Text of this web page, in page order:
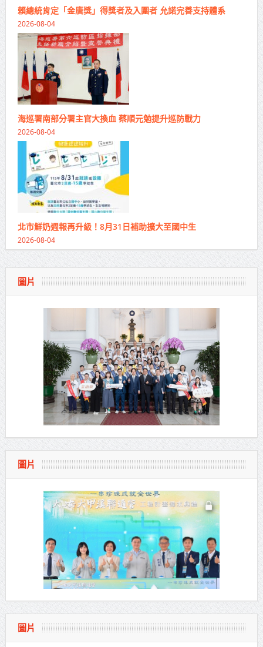
賴總統肯定「金唐獎」得獎者及入圍者 允諾完善支持體系
2026-08-04
海巡署南部分署主官大換血 蔡順元勉提升巡防戰力
2026-08-04
北市鮮奶週報再升級！8月31日補助擴大至國中生
2026-08-04
圖片
圖片
圖片